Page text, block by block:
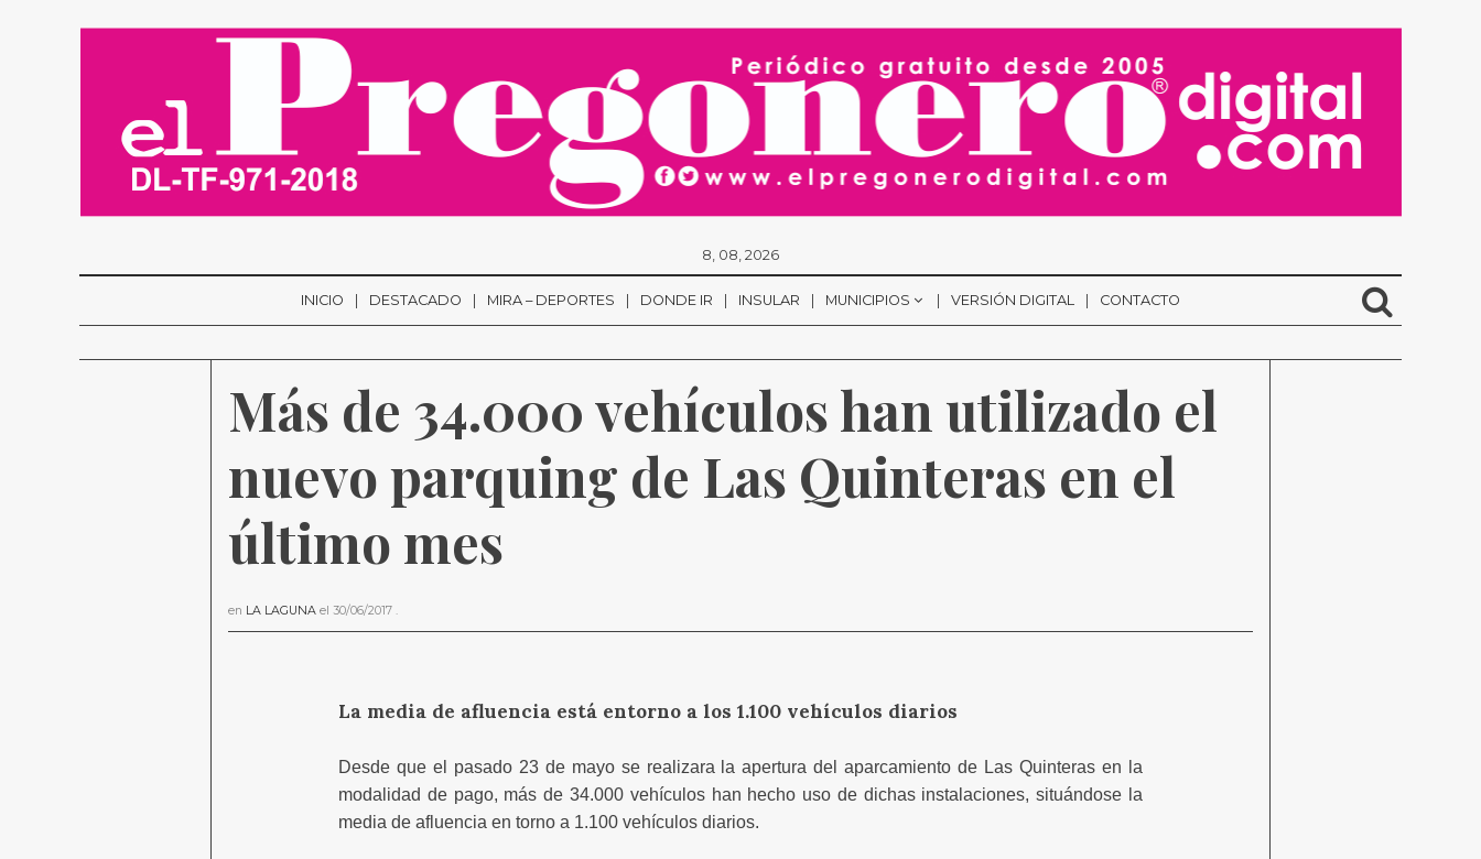
8, 08, 2026
INICIO DESTACADO MIRA – DEPORTES DONDE IR INSULAR MUNICIPIOS VERSIÓN DIGITAL CONTACTO
Más de 34.000 vehículos han utilizado el
nuevo parquing de Las Quinteras en el
último mes
en LA LAGUNA el 30/06/2017 .
La media de afluencia está entorno a los 1.100 vehículos diarios
Desde que el pasado 23 de mayo se realizara la apertura del aparcamiento de Las Quinteras en la
modalidad de pago, más de 34.000 vehículos han hecho uso de dichas instalaciones, situándose la
media de afluencia en torno a 1.100 vehículos diarios.